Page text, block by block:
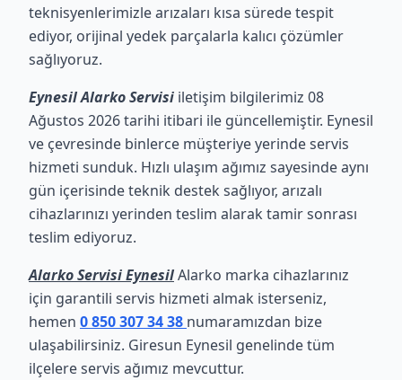
teknisyenlerimizle arızaları kısa sürede tespit
ediyor, orijinal yedek parçalarla kalıcı çözümler
sağlıyoruz.
Eynesil Alarko Servisi iletişim bilgilerimiz 08
Ağustos 2026 tarihi itibari ile güncellemiştir. Eynesil
ve çevresinde binlerce müşteriye yerinde servis
hizmeti sunduk. Hızlı ulaşım ağımız sayesinde aynı
gün içerisinde teknik destek sağlıyor, arızalı
cihazlarınızı yerinden teslim alarak tamir sonrası
teslim ediyoruz.
Alarko Servisi EynesilAlarko marka cihazlarınız
için garantili servis hizmeti almak isterseniz,
hemen 0 850 307 34 38 numaramızdan bize
ulaşabilirsiniz. Giresun Eynesil genelinde tüm
ilçelere servis ağımız mevcuttur.